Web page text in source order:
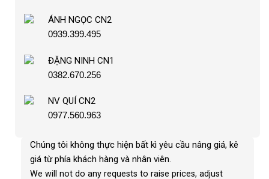
ÁNH NGỌC CN2
0939.399.495
ĐẶNG NINH CN1
0382.670.256
NV QUÍ CN2
0977.560.963
Chúng tôi không thực hiện bất kì yêu cầu nâng giá, kê
giá từ phía khách hàng và nhân viên.
We will not do any requests to raise prices, adjust